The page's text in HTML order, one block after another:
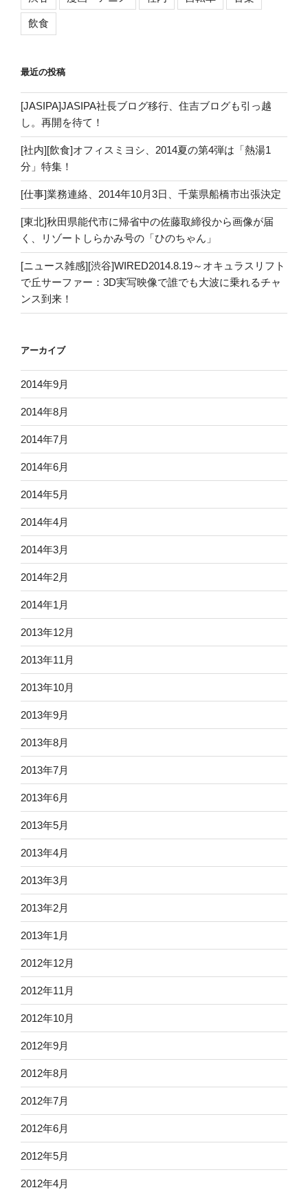
飲食
最近の投稿
[JASIPA]JASIPA社長ブログ移行、住吉ブログも引っ越
し。再開を待て！
[社内][飲食]オフィスミヨシ、2014夏の第4弾は「熱湯1
分」特集！
[仕事]業務連絡、2014年10月3日、千葉県船橋市出張決定
[東北]秋田県能代市に帰省中の佐藤取締役から画像が届
く、リゾートしらかみ号の「ひのちゃん」
[ニュース雑感][渋谷]WIRED2014.8.19～オキュラスリフト
で丘サーファー：3D実写映像で誰でも大波に乗れるチャ
ンス到来！
アーカイブ
2014年9月
2014年8月
2014年7月
2014年6月
2014年5月
2014年4月
2014年3月
2014年2月
2014年1月
2013年12月
2013年11月
2013年10月
2013年9月
2013年8月
2013年7月
2013年6月
2013年5月
2013年4月
2013年3月
2013年2月
2013年1月
2012年12月
2012年11月
2012年10月
2012年9月
2012年8月
2012年7月
2012年6月
2012年5月
2012年4月